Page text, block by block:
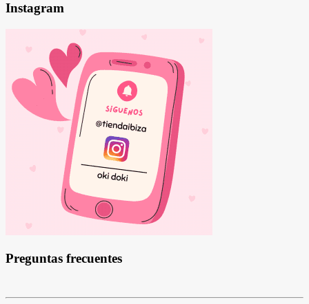
Instagram
Preguntas frecuentes